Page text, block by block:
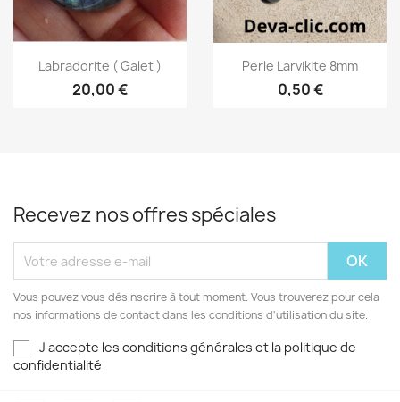
Aperçu rapide
Labradorite ( Galet )
20,00 €
Aperçu rapide
Perle Larvikite 8mm
0,50 €
Recevez nos offres spéciales
Vous pouvez vous désinscrire à tout moment. Vous trouverez pour cela
nos informations de contact dans les conditions d'utilisation du site.
J accepte les conditions générales et la politique de
confidentialité